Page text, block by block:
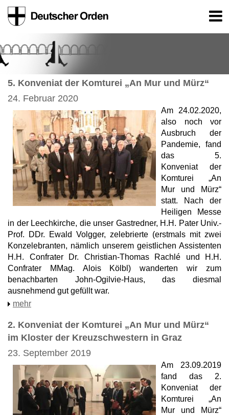
5. Konveniat der Komturei „An Mur und Mürz“
24. Februar 2020
Am 24.02.2020,
also noch vor
Ausbruch der
Pandemie, fand
das 5.
Konveniat der
Komturei „An
Mur und Mürz“
statt. Nach der
Heiligen Messe
in der Leechkirche, die unser Gastredner, H.H. Pater Univ.-
Prof. DDr. Ewald Volgger, zelebrierte (erstmals mit zwei
Konzelebranten, nämlich unserem geistlichen Assistenten
H.H. Confrater Dr. Christian-Thomas Rachlé und H.H.
Confrater MMag. Alois Kölbl) wanderten wir zum
benachbarten John-Ogilvie-Haus, das diesmal
ausnehmend gut gefüllt war.
mehr
2. Konveniat der Komturei „An Mur und Mürz“
im Kloster der Kreuzschwestern in Graz
23. September 2019
Am 23.09.2019
fand das 2.
Konveniat der
Komturei „An
Mur und Mürz“